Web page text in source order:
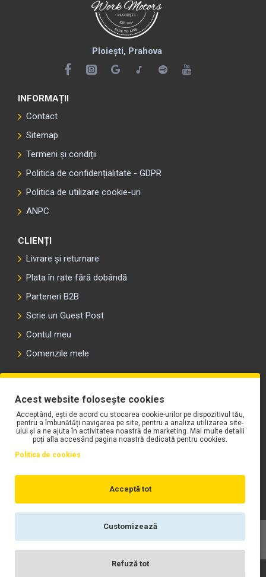
Ploiești, Prahova
INFORMAȚII
Contact
Sitemap
Termeni și condiții
Politica de confidențialitate - GDPR
Politica de utilizare cookie-uri
ANPC
CLIENȚI
Livrare și returnare
Plata în rate fără dobândă
Parteneri B2B
Scrie un Guest Post
Contul meu
Comenzile mele
Copyright © WORK Motors
Acest website folosește cookies
Acceptând, ești de acord cu stocarea cookie-urilor pe dispozitivul tău,
pentru a îmbunătăți navigarea pe site, pentru a analiza utilizarea site-
ului și a ne ajuta în activitatea noastră de marketing. Mai multe detalii
poți afla accesând pagina noastră dedicată pentru cookies.
Politica de cookies
Acceptă tot
Customizează
Refuză tot